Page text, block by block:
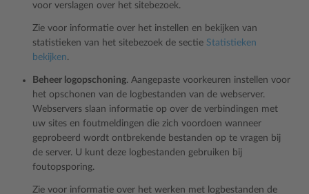
voor verslagen over het sitebezoek.
Zie voor informatie over het instellen en bekijken van
statistieken van het sitebezoek de sectie Statistieken
bekijken.
Beheer logopschoning. Aangepaste voorkeuren instellen voor
het opschonen van de logbestanden van de webserver.
Webservers slaan informatie op over de verbindingen met
uw sites en foutmeldingen die zich voordoen wanneer
geprobeerd wordt ontbrekende bestanden op te vragen bij
de server. U kunt deze logbestanden gebruiken bij
foutopsporing.
Zie voor informatie over het werken met logbestanden de